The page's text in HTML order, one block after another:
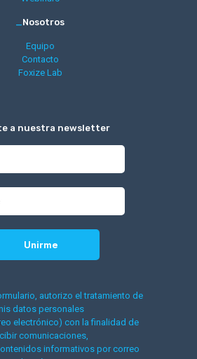
_Nosotros
Equipo
Contacto
Foxize Lab
a nuestra newsletter
autorizo el tratamiento de
datos personales
electrónico) con la finalidad de
comunicaciones,
informativos por correo